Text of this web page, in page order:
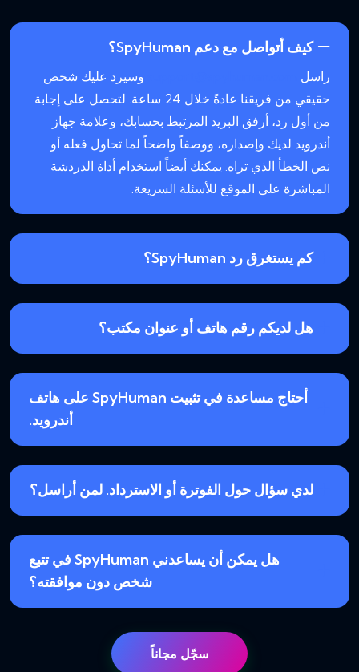
كيف أتواصل مع دعم SpyHuman؟
راسل
وسيرد عليك شخص
حقيقي من فريقنا عادةً خلال 24 ساعة. لتحصل على إجابة
من أول رد، أرفق البريد المرتبط بحسابك، وعلامة جهاز
أندرويد لديك وإصداره، ووصفاً واضحاً لما تحاول فعله أو
نص الخطأ الذي تراه. يمكنك أيضاً استخدام أداة الدردشة
المباشرة على الموقع للأسئلة السريعة.
كم يستغرق رد SpyHuman؟
هل لديكم رقم هاتف أو عنوان مكتب؟
أحتاج مساعدة في تثبيت SpyHuman على هاتف
أندرويد.
لدي سؤال حول الفوترة أو الاسترداد. لمن أراسل؟
هل يمكن أن يساعدني SpyHuman في تتبع
شخص دون موافقته؟
سجّل مجاناً